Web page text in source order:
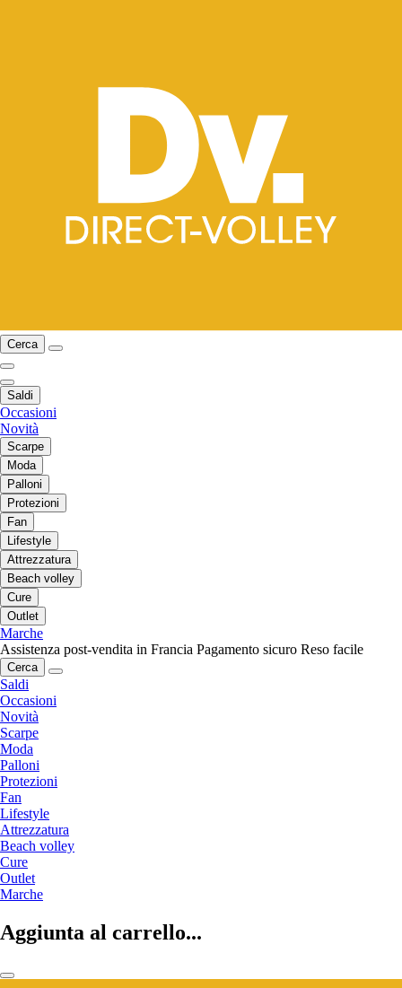
Cerca
Saldi
Occasioni
Novità
Scarpe
Moda
Palloni
Protezioni
Fan
Lifestyle
Attrezzatura
Beach volley
Cure
Outlet
Marche
Assistenza post-vendita in Francia Pagamento sicuro Reso facile
Cerca
Saldi
Occasioni
Novità
Scarpe
Moda
Palloni
Protezioni
Fan
Lifestyle
Attrezzatura
Beach volley
Cure
Outlet
Marche
Aggiunta al carrello...